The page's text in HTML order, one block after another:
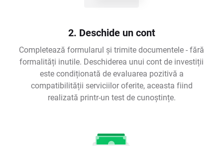
2. Deschide un cont
Completează formularul și trimite documentele - fără
formalități inutile. Deschiderea unui cont de investiții
este condiționată de evaluarea pozitivă a
compatibilității serviciilor oferite, aceasta fiind
realizată printr-un test de cunoștințe.